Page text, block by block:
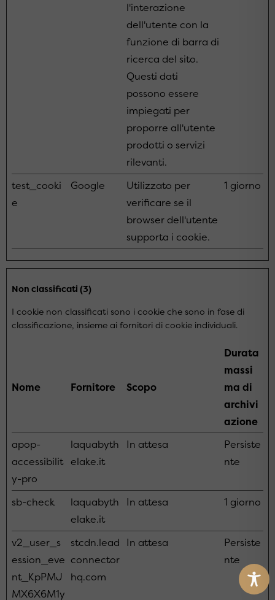
l'interazione
dell'utente con la
funzione di barra di
ricerca del sito.
Questi dati
possono essere
impiegati per
proporre all'utente
prodotti o servizi
rilevanti.
test_cooki
e
Google
Utilizzato per
verificare se il
browser dell'utente
supporta i cookie.
1 giorno
Non classificati (3)
I cookie non classificati sono i cookie che sono in fase di
classificazione, insieme ai fornitori di cookie individuali.
Nome Fornitore Scopo
Durata
massi
ma di
archivi
azione
apop-
accessibilit
y-pro
laquabyth
elake.it
In attesa
Persiste
nte
sb-check
laquabyth
elake.it
In attesa 1 giorno
v2_user_s
ession_eve
nt_KpPMJ
MX6X6M1y
stcdn.lead
connector
hq.com
In attesa
Persiste
nte